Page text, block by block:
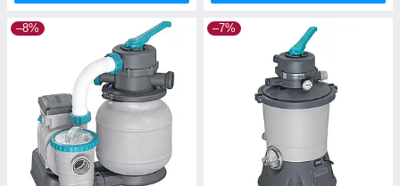
–8% –7%